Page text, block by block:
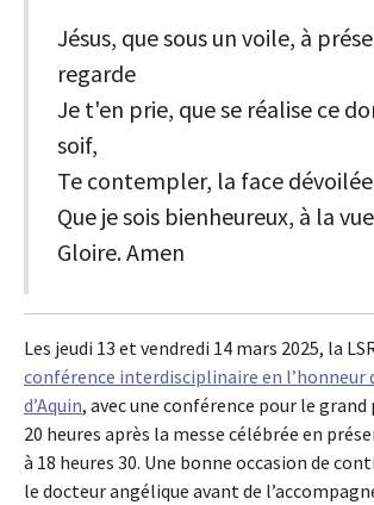
Jésus, que sous un voile, à
regarde
Je t'en prie, que se réalise ce
soif,
Te contempler, la face
Que je sois bienheureux, à la
Gloire. Amen
Les jeudi 13 et vendredi 14 mars 2025, la
conférence interdisciplinaire en l’honneur
d’Aquin, avec une conférence pour le grand
20 heures après la messe célébrée en
à 18 heures 30. Une bonne occasion de
le docteur angélique avant de